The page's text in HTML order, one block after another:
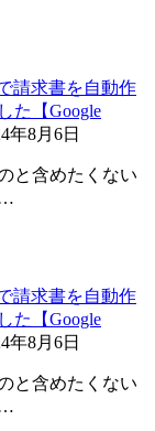
請求書を自動作
た【Google
年8月6日
と含めたくない
…
請求書を自動作
た【Google
年8月6日
と含めたくない
…